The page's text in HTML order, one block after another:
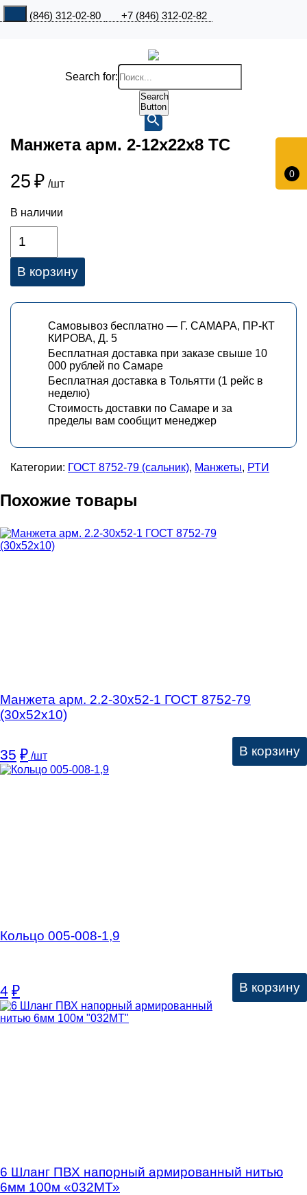
+7 (846) 312-02-80 +7 (846) 312-02-82
0
Search for:
Search
Button
Манжета арм. 2-12х22х8 ТС
25 ₽ /шт
В наличии
В корзину
Самовывоз бесплатно — Г. САМАРА, ПР-КТ
КИРОВА, Д. 5
Бесплатная доставка при заказе свыше 10
000 рублей по Самаре
Бесплатная доставка в Тольятти (1 рейс в
неделю)
Стоимость доставки по Самаре и за
пределы вам сообщит менеджер
Категории: ГОСТ 8752-79 (сальник), Манжеты, РТИ
Похожие товары
Манжета арм. 2.2-30х52-1 ГОСТ 8752-79
(30х52х10)
35 ₽ /шт В корзину
Кольцо 005-008-1,9
4 ₽ В корзину
6 Шланг ПВХ напорный армированный нитью
6мм 100м «032МТ»